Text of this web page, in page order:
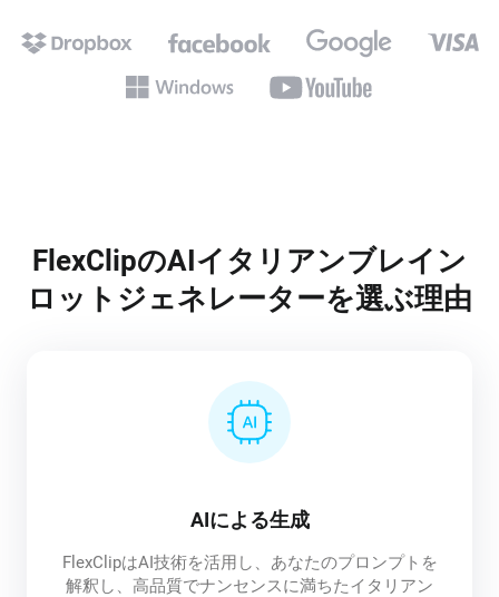
FlexClipのAIイタリアンブレイン
ロットジェネレーターを選ぶ理由
AIによる生成
FlexClipはAI技術を活用し、あなたのプロンプトを
解釈し、高品質でナンセンスに満ちたイタリアン